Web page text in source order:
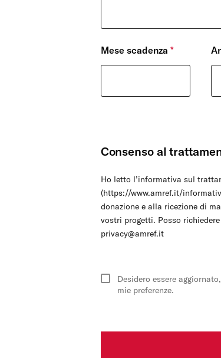
Mese scadenza *
Consenso al
Ho letto l’informativa sul
(https://www.amref.it/
donazione e alla ricezione di
vostri progetti. Posso
privacy@amref.it
Desidero essere
mie preferenze.